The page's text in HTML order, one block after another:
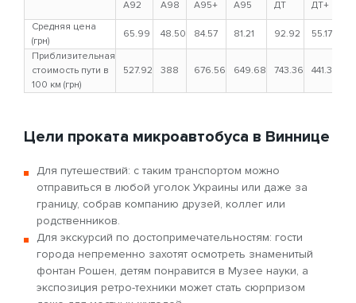
A92 A98 A95+ A95 ДТ ДТ+
Средняя цена
(грн)
65.99 48.50 84.57 81.21 92.92 55.17
Приблизительная
стоимость пути в
100 км (грн)
527.92 388 676.56 649.68 743.36 441.36
Цели проката микроавтобуса в Виннице
Для путешествий: с таким транспортом можно
отправиться в любой уголок Украины или даже за
границу, собрав компанию друзей, коллег или
родственников.
Для экскурсий по достопримечательностям: гости
города непременно захотят осмотреть знаменитый
фонтан Рошен, детям понравится в Музее науки, а
экспозиция ретро-техники может стать сюрпризом